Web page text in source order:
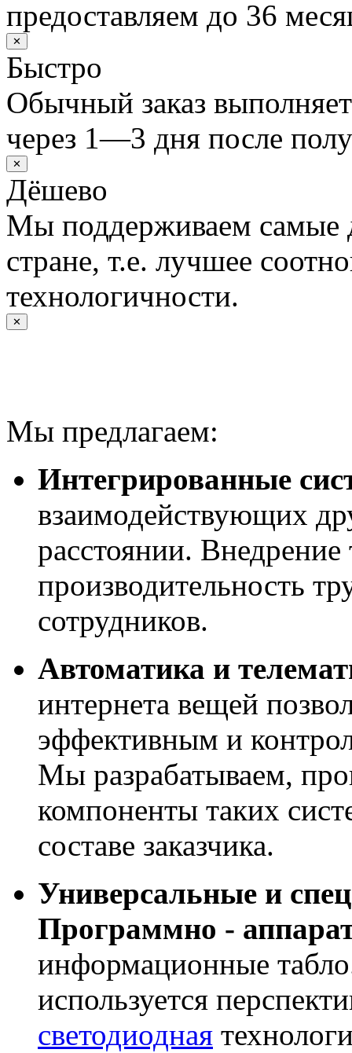
предоставляем до 36
✕
Быстро
Обычный заказ
через 1—3 дня после
✕
Дёшево
Мы поддерживаем самые
стране, т.е. лучшее
технологичности.
✕
Мы предлагаем:
Интегрированные
взаимодействующих
расстоянии.
производительность
сотрудников.
Автоматика и
интернета вещей
эффективным и
Мы разрабатываем,
компоненты таких
составе заказчика.
Универсальные и
Программно -
информационные
используется
светодиодная